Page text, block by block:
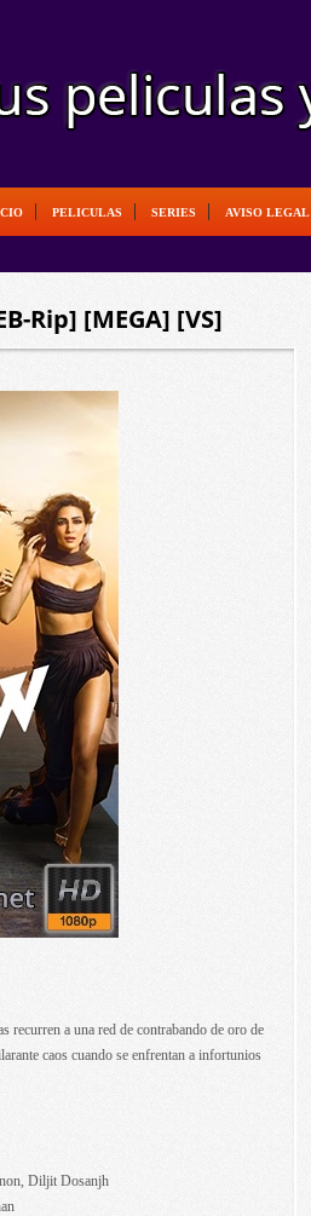
PELICULAS SERIES AVISO LEGAL
Rip] [MEGA] [VS]
recurren a una red de contrabando de oro de
caos cuando se enfrentan a infortunios
Diljit Dosanjh